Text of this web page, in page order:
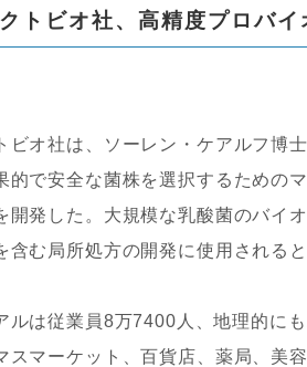
トビオ社、高精度プロバ
ビオ社は、ソーレン・ケアルフ博
的で安全な菌株を選択するための
開発した。大規模な乳酸菌のバイ
含む局所処方の開発に使用されると
ルは従業員8万7400人、地理的に
スマーケット、百貨店、薬局、美